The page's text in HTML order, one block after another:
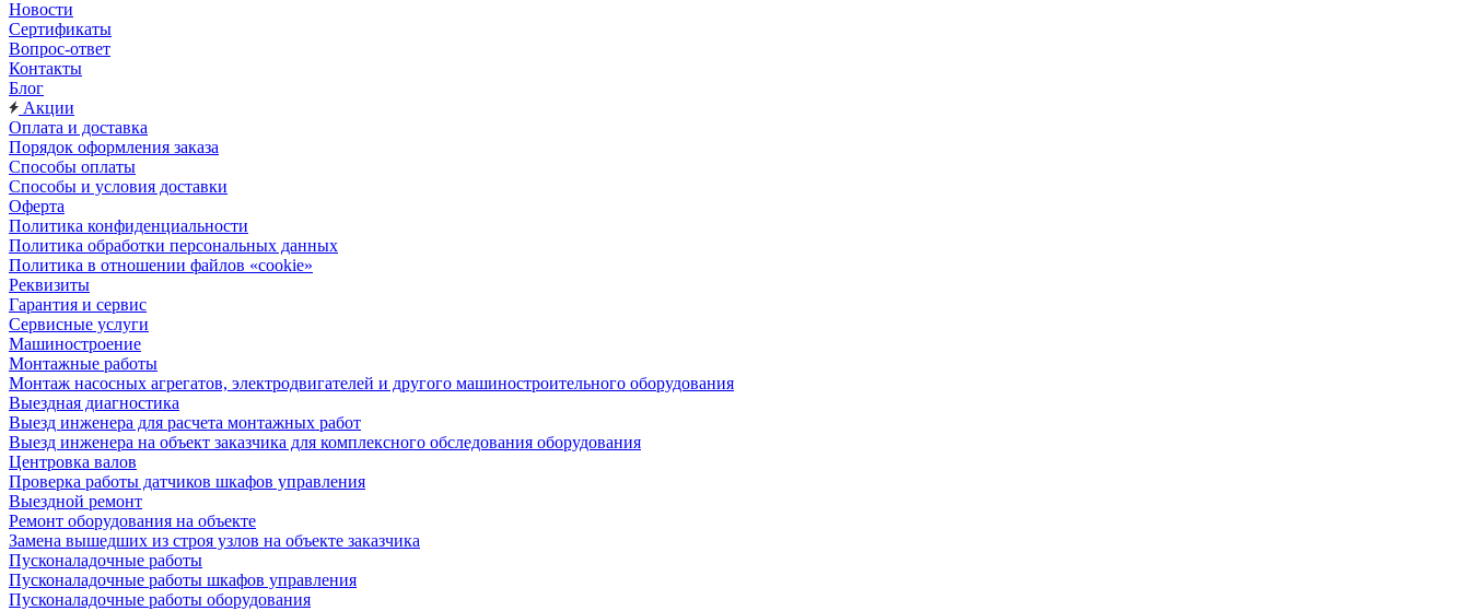
Новости
Сертификаты
Вопрос-ответ
Контакты
Блог
Акции
Оплата и доставка
Порядок оформления заказа
Способы оплаты
Способы и условия доставки
Оферта
Политика конфиденциальности
Политика обработки персональных данных
Политика в отношении файлов «cookie»
Реквизиты
Гарантия и сервис
Сервисные услуги
Машиностроение
Монтажные работы
Монтаж насосных агрегатов, электродвигателей и другого машиностроительного оборудования
Выездная диагностика
Выезд инженера для расчета монтажных работ
Выезд инженера на объект заказчика для комплексного обследования оборудования
Центровка валов
Проверка работы датчиков шкафов управления
Выездной ремонт
Ремонт оборудования на объекте
Замена вышедших из строя узлов на объекте заказчика
Пусконаладочные работы
Пусконаладочные работы шкафов управления
Пусконаладочные работы оборудования